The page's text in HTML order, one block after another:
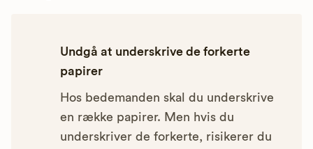
Undgå at underskrive de forkerte
papirer
Hos bedemanden skal du underskrive
en række papirer. Men hvis du
underskriver de forkerte, risikerer du